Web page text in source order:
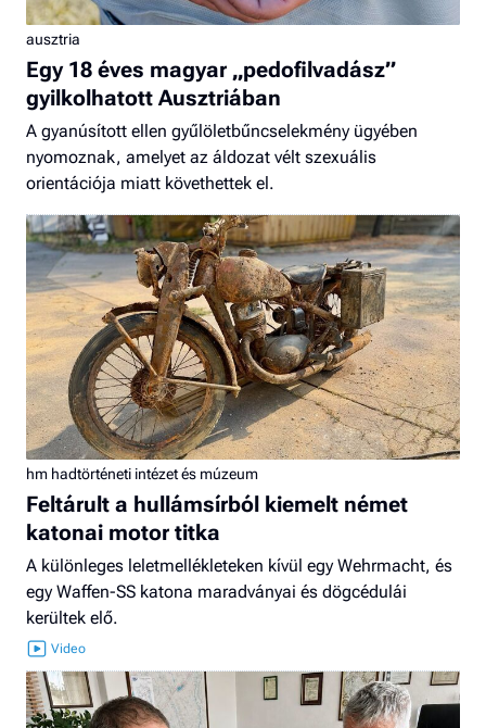
ausztria
Egy 18 éves magyar „pedofilvadász”
gyilkolhatott Ausztriában
A gyanúsított ellen gyűlöletbűncselekmény ügyében
nyomoznak, amelyet az áldozat vélt szexuális
orientációja miatt követhettek el.
hm hadtörténeti intézet és múzeum
Feltárult a hullámsírból kiemelt német
katonai motor titka
A különleges leletmellékleteken kívül egy Wehrmacht, és
egy Waffen-SS katona maradványai és dögcédulái
kerültek elő.